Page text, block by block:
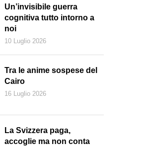
Un’invisibile guerra
cognitiva tutto intorno a
noi
10 Luglio 2026
Tra le anime sospese del
Cairo
16 Luglio 2026
La Svizzera paga,
accoglie ma non conta